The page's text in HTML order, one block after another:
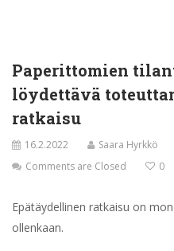
Paperittomien
löydettävä
ratkaisu
16.2.2022 Saara Hyrkkö
Comments are Closed
0
Epätäydellinen ratkaisu on
ollenkaan.